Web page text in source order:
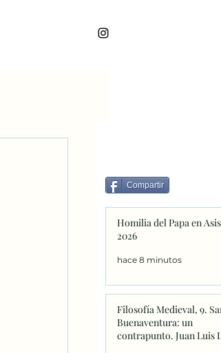
Compartir
Homilia del Papa en
2026
hace 8 minutos
Filosofía Medieval, 9.
Buenaventura: un
contrapunto. Juan Luis